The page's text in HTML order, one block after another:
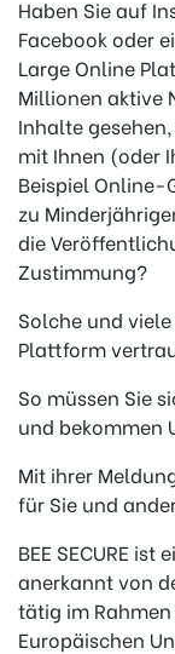
Haben Sie auf
Facebook oder
Large Online
Millionen aktive
Inhalte
mit Ihnen (oder
Beispiel Online-
zu
die
Zustimmung?
Solche und
Plattform
So müssen Sie
und bekommen
Mit ihrer
für Sie und
BEE SECURE ist
anerkannt von
tätig im Rahmen
Europäischen